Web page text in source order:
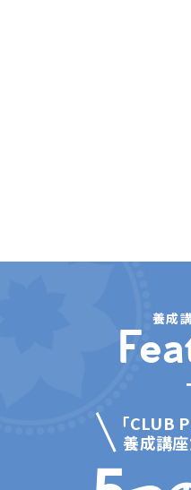
養成
「CLUB
養成講座